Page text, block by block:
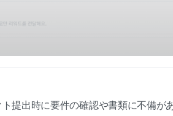
提出時に要件の確認や書類に不備が